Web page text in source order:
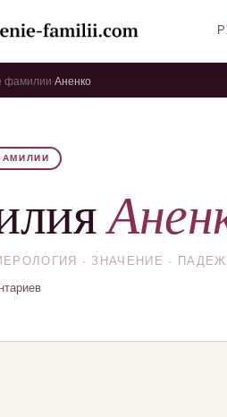
фамилии Аненко
· ЗНАЧЕНИЕ ·